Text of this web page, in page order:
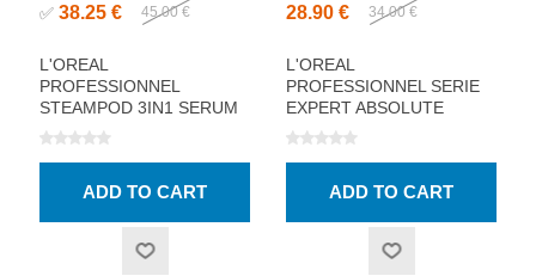
✅ 38.25 € 45.00 €
L'OREAL
PROFESSIONNEL
STEAMPOD 3IN1 SERUM
50ML
28.90 € 34.00 €
L'OREAL
PROFESSIONNEL SERIE
EXPERT ABSOLUTE
REPAIR 10IN1 OIL 90ML